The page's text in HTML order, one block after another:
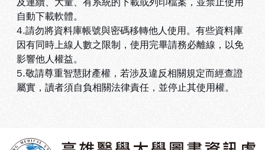
及連續、大量、有系統的下載或列印檔案，並禁止使用
自動下載軟體。
4.請勿將資料庫帳號與密碼移轉他人使用。有些資料庫
因有同時上線人數之限制，使用完畢請務必離線，以免
影響他人權益。
5.敬請尊重智慧財產權，若涉及違反相關規定而經查證
屬實，讀者須自負相關法律責任，並停止其使用權。